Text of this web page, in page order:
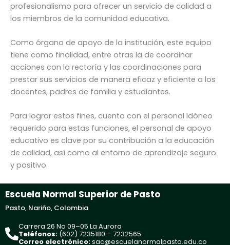
profesionalismo para ofrecer un servicio de calidad a
los miembros de la comunidad educativa.
Como órgano de apoyo de la institución, este equipo
tiene como finalidad, entre otras la de coordinar
acciones con la rectoría y las coordinaciones para
prestar sus servicios de manera eficaz y eficiente a los
docentes, padres de familia y estudiantes.
Para lograr estos fines, cuenta con el personal idóneo
requerido para estas funciones, el personal de apoyo
educativo es clave por su contribución a la educación
de calidad, así como al entorno de aprendizaje seguro
y positivo.
Escuela Normal Superior de Pasto
Pasto, Nariño, Colombia
Carrera 26 No 09–05 La Aurora
Teléfonos: (602) 7235180 – 7232565
Correo electrónico:sac@escuelanormalpasto.edu.co